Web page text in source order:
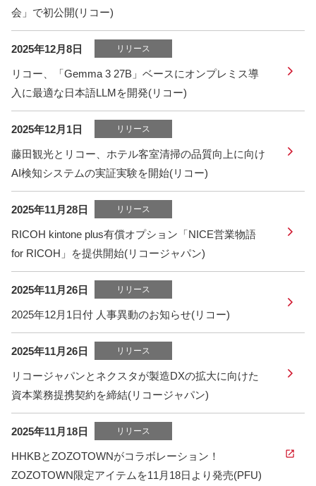
会」で初公開(リコー)
2025年12月8日 リリース
リコー、「Gemma 3 27B」ベースにオンプレミス導
入に最適な日本語LLMを開発(リコー)
2025年12月1日 リリース
藤田観光とリコー、ホテル客室清掃の品質向上に向け
AI検知システムの実証実験を開始(リコー)
2025年11月28日 リリース
RICOH kintone plus有償オプション「NICE営業物語
for RICOH」を提供開始(リコージャパン)
2025年11月26日 リリース
2025年12月1日付 人事異動のお知らせ(リコー)
2025年11月26日 リリース
リコージャパンとネクスタが製造DXの拡大に向けた
資本業務提携契約を締結(リコージャパン)
2025年11月18日 リリース
HHKBとZOZOTOWNがコラボレーション！
ZOZOTOWN限定アイテムを11月18日より発売(PFU)